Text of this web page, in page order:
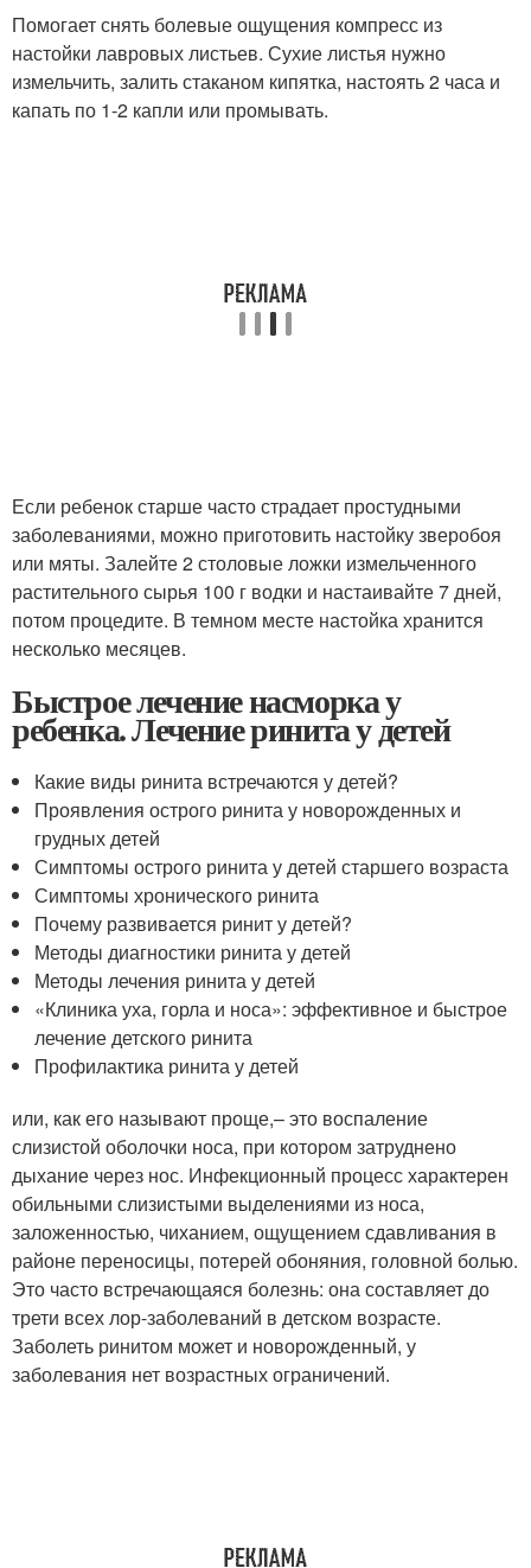
Помогает снять болевые ощущения компресс из
настойки лавровых листьев. Сухие листья нужно
измельчить, залить стаканом кипятка, настоять 2 часа и
капать по 1-2 капли или промывать.
Если ребенок старше часто страдает простудными
заболеваниями, можно приготовить настойку зверобоя
или мяты. Залейте 2 столовые ложки измельченного
растительного сырья 100 г водки и настаивайте 7 дней,
потом процедите. В темном месте настойка хранится
несколько месяцев.
Быстрое лечение насморка у
ребенка. Лечение ринита у детей
Какие виды ринита встречаются у детей?
Проявления острого ринита у новорожденных и
грудных детей
Симптомы острого ринита у детей старшего возраста
Симптомы хронического ринита
Почему развивается ринит у детей?
Методы диагностики ринита у детей
Методы лечения ринита у детей
«Клиника уха, горла и носа»: эффективное и быстрое
лечение детского ринита
Профилактика ринита у детей
или, как его называют проще,– это воспаление
слизистой оболочки носа, при котором затруднено
дыхание через нос. Инфекционный процесс характерен
обильными слизистыми выделениями из носа,
заложенностью, чиханием, ощущением сдавливания в
районе переносицы, потерей обоняния, головной болью.
Это часто встречающаяся болезнь: она составляет до
трети всех лор-заболеваний в детском возрасте.
Заболеть ринитом может и новорожденный, у
заболевания нет возрастных ограничений.